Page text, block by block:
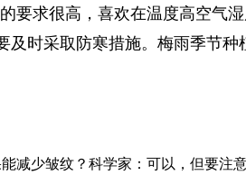
要求很高，喜欢在温度高空气
及时采取防寒措施。梅雨季节
能减少皱纹？科学家：可以，但要注